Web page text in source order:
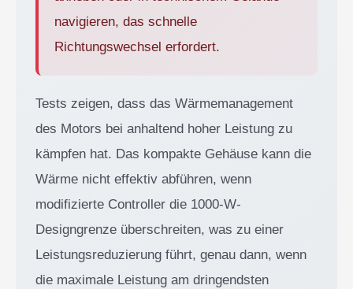
navigieren, das schnelle
Richtungswechsel erfordert.
Tests zeigen, dass das Wärmemanagement
des Motors bei anhaltend hoher Leistung zu
kämpfen hat. Das kompakte Gehäuse kann die
Wärme nicht effektiv abführen, wenn
modifizierte Controller die 1000-W-
Designgrenze überschreiten, was zu einer
Leistungsreduzierung führt, genau dann, wenn
die maximale Leistung am dringendsten